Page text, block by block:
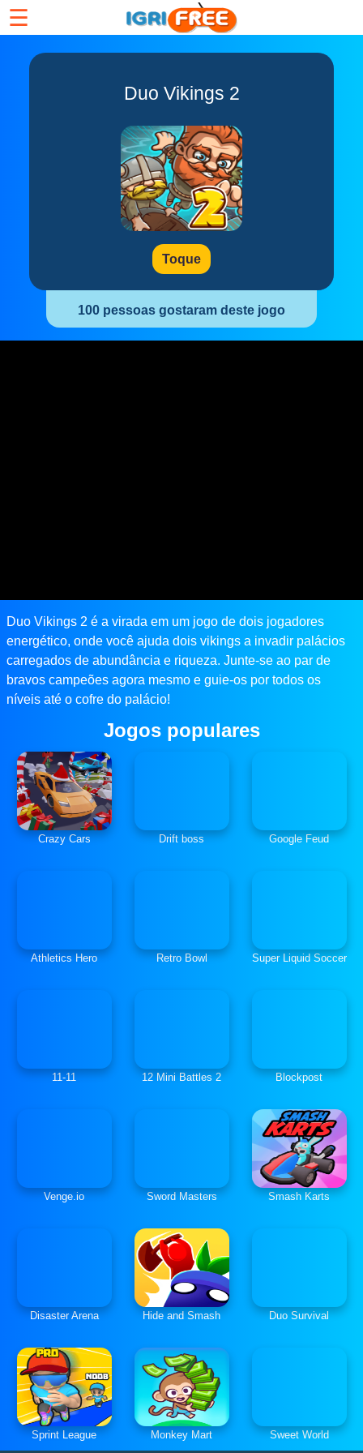
☰
Duo Vikings 2
Toque
100 pessoas gostaram deste jogo
Duo Vikings 2 é a virada em um jogo de dois jogadores
energético, onde você ajuda dois vikings a invadir palácios
carregados de abundância e riqueza. Junte-se ao par de
bravos campeões agora mesmo e guie-os por todos os
níveis até o cofre do palácio!
Jogos populares
Crazy Cars Drift boss Google Feud
Athletics Hero Retro Bowl Super Liquid Soccer
11-11 12 Mini Battles 2 Blockpost
Venge.io Sword Masters Smash Karts
Disaster Arena Hide and Smash Duo Survival
Sprint League Monkey Mart Sweet World